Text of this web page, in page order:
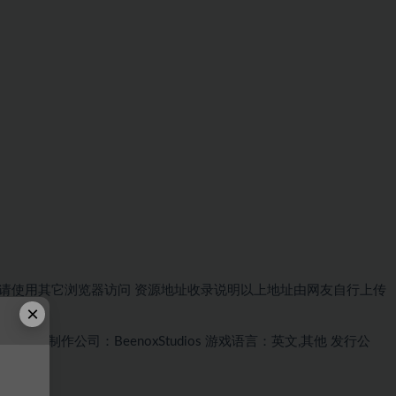
使用其它浏览器访问 资源地址收录说明 以上地址由网友自行上传
制作公司：BeenoxStudios 游戏语言：英文,其他 发行公
×